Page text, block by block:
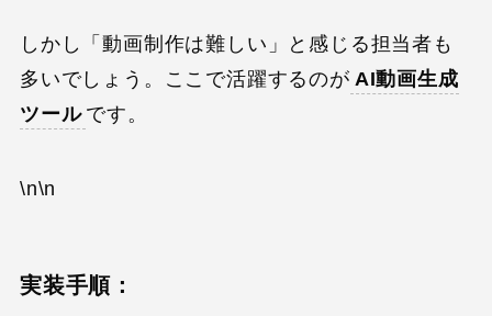
しかし「動画制作は難しい」と感じる担当者も
多いでしょう。ここで活躍するのが AI動画生成
ツール です。
\n\n
実装手順：